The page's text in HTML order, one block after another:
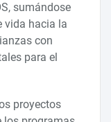
sumándose
vida hacia la
con
para el
proyectos